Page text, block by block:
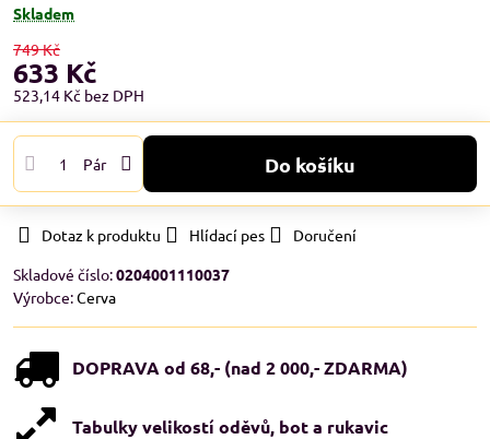
Skladem
749 Kč
633 Kč
523,14 Kč bez DPH
Pár Do košíku
Dotaz k produktu Hlídací pes
Doručení
Skladové číslo:0204001110037
Výrobce:Cerva
DOPRAVA od 68,- (nad 2 000,- ZDARMA)
Tabulky velikostí oděvů, bot a rukavic